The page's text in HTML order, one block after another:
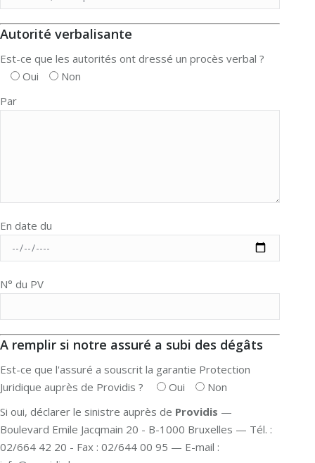
Autorité verbalisante
Est-ce que les autorités ont dressé un procès verbal ?
Oui
Non
Par
En date du
N° du PV
A remplir si notre assuré a subi des dégâts
Est-ce que l'assuré a souscrit la garantie Protection
Juridique auprès de Providis ?
Oui
Non
Si oui, déclarer le sinistre auprès de Providis —
Boulevard Emile Jacqmain 20 - B-1000 Bruxelles — Tél. :
02/664 42 20 - Fax : 02/644 00 95 — E-mail :